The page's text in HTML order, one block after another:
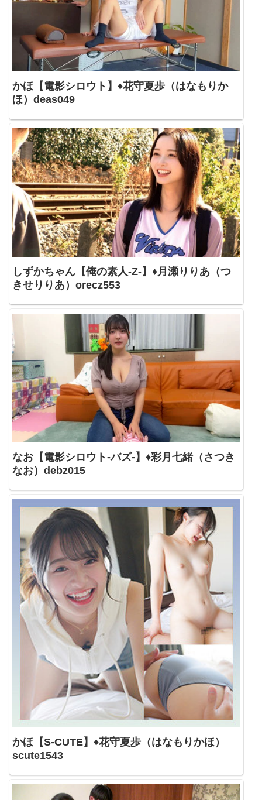
かほ【電影シロウト】♦花守夏歩（はなもりか
ほ）deas049
しずかちゃん【俺の素人-Z-】♦月瀬りりあ（つ
きせりりあ）orecz553
なお【電影シロウト-バズ-】♦彩月七緒（さつき
なお）debz015
かほ【S-CUTE】♦花守夏歩（はなもりかほ）
scute1543